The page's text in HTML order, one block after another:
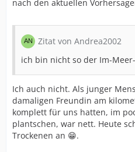
nach den aktuellen
Zitat von Andrea2002
ich bin nicht so der Im-
Ich auch nicht. Als junger
damaligen Freundin am
komplett für uns hatten, im
plantschen, war nett. Heute
Trockenen an 😁.